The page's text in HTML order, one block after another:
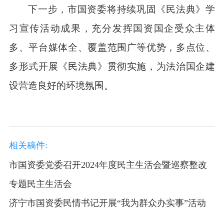
下一步，市国资委将持续巩固《民法典》学
习宣传活动成果，充分发挥国资国企受众主体
多、平台媒体全、覆盖范围广等优势，多点位、
多形式开展《民法典》贯彻实施，为法治国企建
设营造良好的环境氛围。
相关稿件:
市国资委党委召开2024年度民主生活会暨巡察整改
专题民主生活会
济宁市国资委民情书记开展“我为群众办实事”活动